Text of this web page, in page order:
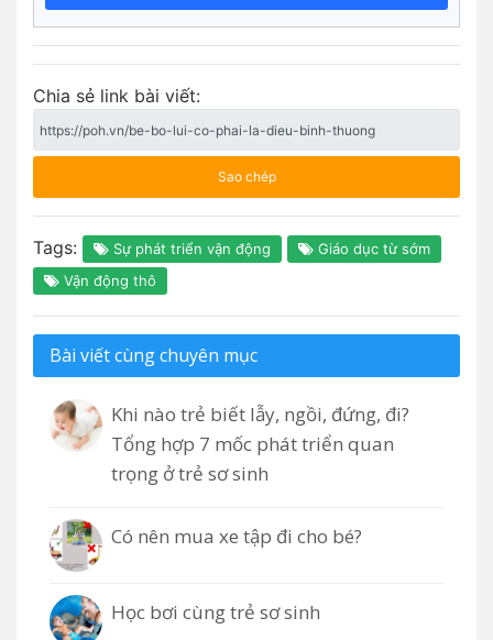
Chia sẻ link bài viết:
Sao chép
Tags: Sự phát triển vận động
Giáo dục từ sớm
Vận động thô
Bài viết cùng chuyên mục
Khi nào trẻ biết lẫy, ngồi, đứng, đi?
Tổng hợp 7 mốc phát triển quan
trọng ở trẻ sơ sinh
Có nên mua xe tập đi cho bé?
Học bơi cùng trẻ sơ sinh